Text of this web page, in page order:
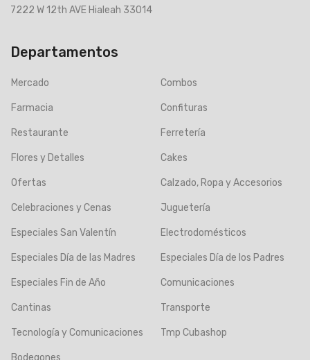
7222 W 12th AVE Hialeah 33014
Departamentos
Mercado Combos
Farmacia Confituras
Restaurante Ferretería
Flores y Detalles Cakes
Ofertas Calzado, Ropa y Accesorios
Celebraciones y Cenas Juguetería
Especiales San Valentín Electrodomésticos
Especiales Día de las Madres Especiales Día de los Padres
Especiales Fin de Año Comunicaciones
Cantinas Transporte
Tecnología y Comunicaciones Tmp Cubashop
Bodegones